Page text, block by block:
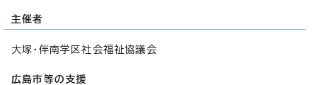
主催者
大塚・伴南学区社会福祉協議会
広島市等の支援